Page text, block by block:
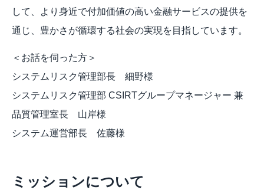
して、より身近で付加価値の高い金融サービスの提供を
通じ、豊かさが循環する社会の実現を目指しています。
＜お話を伺った方＞
システムリスク管理部長　細野様
システムリスク管理部 CSIRTグループマネージャー 兼
品質管理室長　山岸様
システム運営部長　佐藤様
ミッションについて